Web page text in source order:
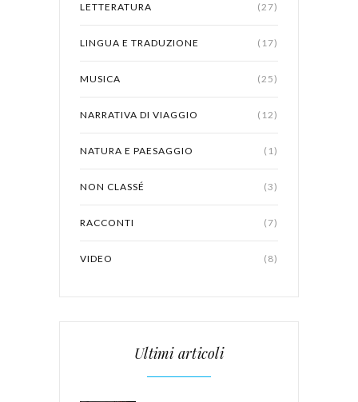
LETTERATURA (27)
LINGUA E TRADUZIONE (17)
MUSICA (25)
NARRATIVA DI VIAGGIO (12)
NATURA E PAESAGGIO (1)
NON CLASSÉ (3)
RACCONTI (7)
VIDEO (8)
Ultimi articoli